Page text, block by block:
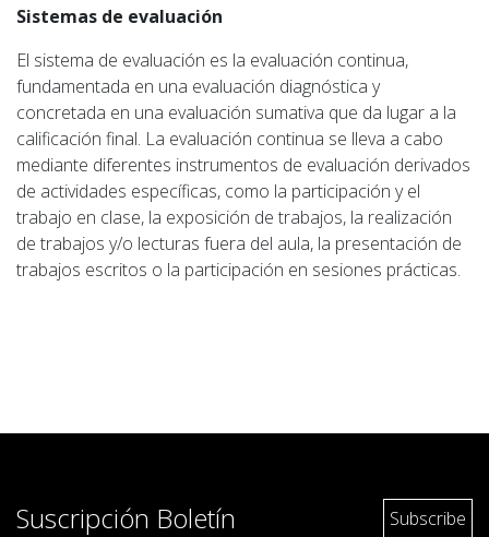
Sistemas de evaluación
El sistema de evaluación es la evaluación continua,
fundamentada en una evaluación diagnóstica y
concretada en una evaluación sumativa que da lugar a la
calificación final. La evaluación continua se lleva a cabo
mediante diferentes instrumentos de evaluación derivados
de actividades específicas, como la participación y el
trabajo en clase, la exposición de trabajos, la realización
de trabajos y/o lecturas fuera del aula, la presentación de
trabajos escritos o la participación en sesiones prácticas.
Suscripción Boletín